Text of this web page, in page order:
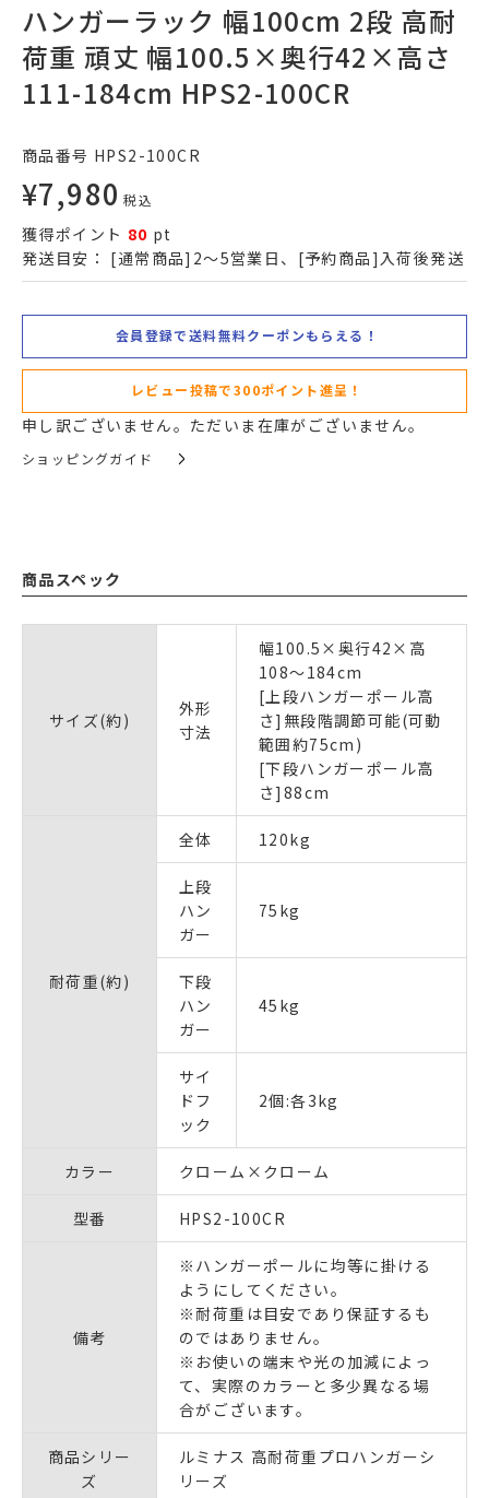
ハンガーラック 幅100cm 2段 高耐
荷重 頑丈 幅100.5×奥行42×高さ
111-184cm HPS2-100CR
商品番号 HPS2-100CR
¥7,980 税込
獲得ポイント 80 pt
発送目安： [通常商品]2～5営業日、[予約商品]入荷後発送
会員登録で送料無料クーポンもらえる！
レビュー投稿で300ポイント進呈！
申し訳ございません。ただいま在庫がございません。
ショッピングガイド
商品スペック
サイズ(約)
外形
寸法
幅100.5×奥行42×高
108〜184cm
[上段ハンガーポール高
さ]無段階調節可能(可動
範囲約75cm)
[下段ハンガーポール高
さ]88cm
耐荷重(約)
全体 120kg
上段
ハン
ガー
75kg
下段
ハン
ガー
45kg
サイ
ドフ
ック
2個:各3kg
カラー クローム×クローム
型番 HPS2-100CR
備考
※ハンガーポールに均等に掛ける
ようにしてください。
※耐荷重は目安であり保証するも
のではありません。
※お使いの端末や光の加減によっ
て、実際のカラーと多少異なる場
合がございます。
商品シリー
ズ
ルミナス 高耐荷重プロハンガーシ
リーズ